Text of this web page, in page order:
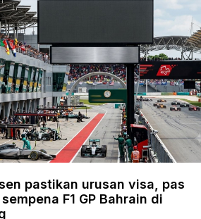
pastikan urusan visa, pas
F1 GP Bahrain di